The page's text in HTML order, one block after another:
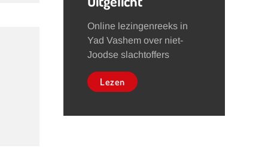
Online lezingenreeks in
Yad Vashem over niet-
Joodse slachtoffers
Lezen